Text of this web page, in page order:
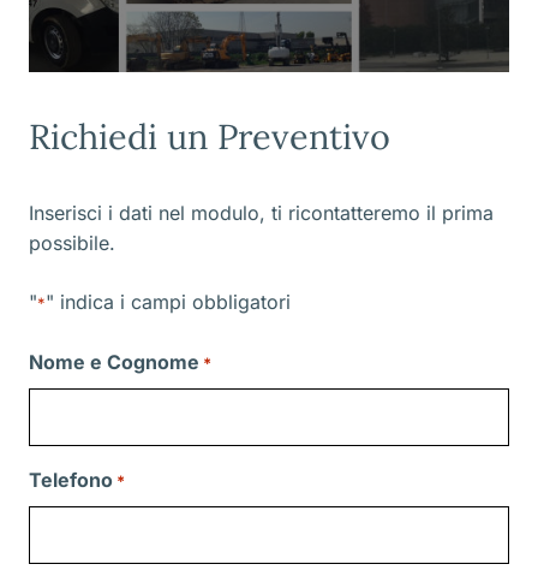
Richiedi un Preventivo
Inserisci i dati nel modulo, ti ricontatteremo il prima
possibile.
"*" indica i campi obbligatori
Nome e Cognome *
Telefono *